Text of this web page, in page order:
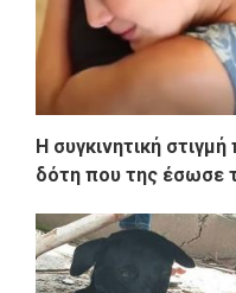
Η συγκινητική
δότη που της έσωσε